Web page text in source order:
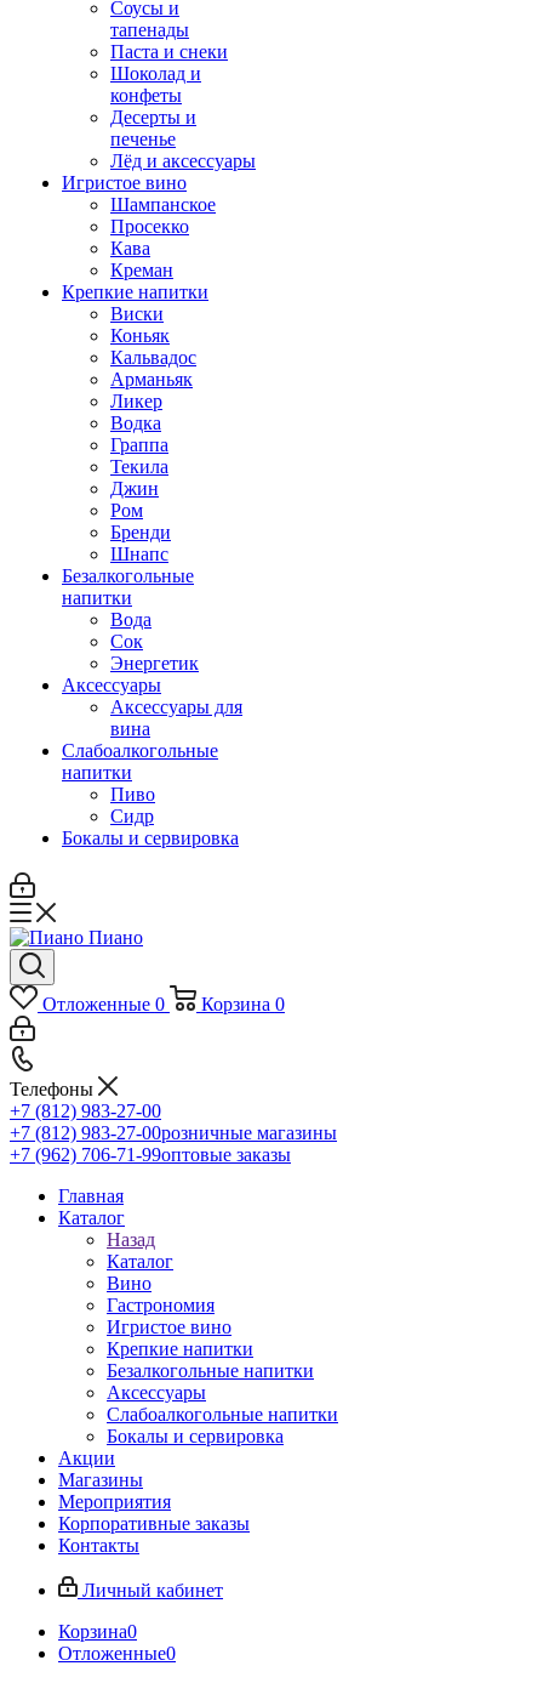
Соусы и
тапенады
Паста и снеки
Шоколад и
конфеты
Десерты и
печенье
Лёд и аксессуары
Игристое вино
Шампанское
Просекко
Кава
Креман
Крепкие напитки
Виски
Коньяк
Кальвадос
Арманьяк
Ликер
Водка
Граппа
Текила
Джин
Ром
Бренди
Шнапс
Безалкогольные
напитки
Вода
Сок
Энергетик
Аксессуары
Аксессуары для
вина
Слабоалкогольные
напитки
Пиво
Сидр
Бокалы и сервировка
Отложенные 0 Корзина 0
Телефоны
+7 (812) 983-27-00
+7 (812) 983-27-00розничные магазины
+7 (962) 706-71-99оптовые заказы
Главная
Каталог
Назад
Каталог
Вино
Гастрономия
Игристое вино
Крепкие напитки
Безалкогольные напитки
Аксессуары
Слабоалкогольные напитки
Бокалы и сервировка
Акции
Магазины
Мероприятия
Корпоративные заказы
Контакты
Личный кабинет
Корзина0
Отложенные0